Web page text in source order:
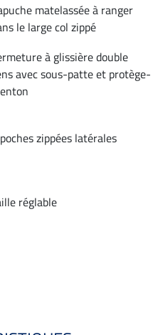
matelassée à ranger
le large col zippé
à glissière double
avec sous-patte et protège-
zippées latérales
réglable